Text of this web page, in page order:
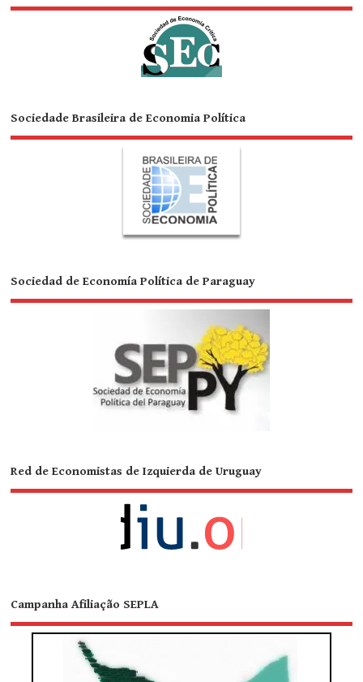
Sociedade Brasileira de Economia Política
Sociedad de Economía Política de Paraguay
Red de Economistas de Izquierda de Uruguay
Campanha Afiliação SEPLA